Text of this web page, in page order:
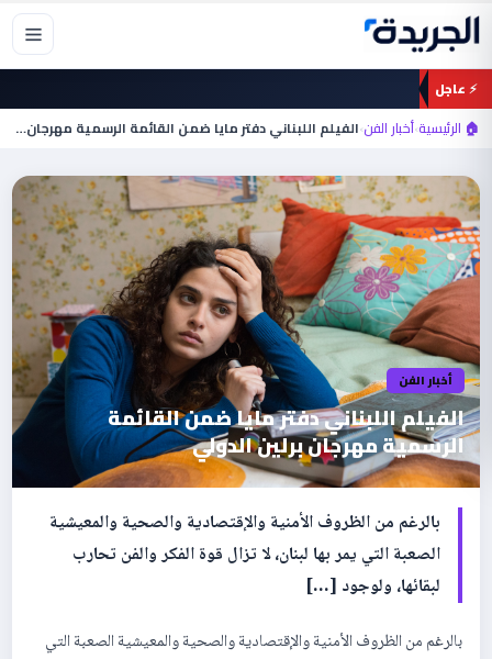
تخطي
المحتوى
⚡ عاجل
🏠 الرئيسية›أخبار الفن›الفيلم اللبناني دفتر مايا ضمن القائمة الرسمية مهرجان…
أخبار الفن
الفيلم اللبناني دفتر مايا ضمن القائمة
الرسمية مهرجان برلين الدولي
بالرغم من الظروف الأمنیة والإقتصادیة والصحیة والمعیشیة
الصعبة التي یمر بھا لبنان، لا تزال قوة الفكر والفن تحارب
لبقائھا، ولوجود […]
بالرغم من الظروف الأمنیة والإقتصادیة والصحیة والمعیشیة الصعبة التي